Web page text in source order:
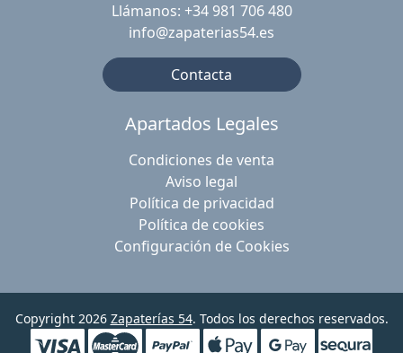
Llámanos: +34 981 706 480
info@zapaterias54.es
Contacta
Apartados Legales
Condiciones de venta
Aviso legal
Política de privacidad
Política de cookies
Configuración de Cookies
Copyright 2026 Zapaterías 54. Todos los derechos reservados.